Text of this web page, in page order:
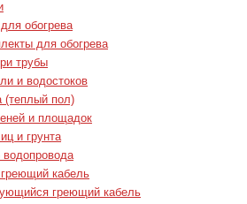
обогрева
для обогрева
трубы
и водостоков
(теплый пол)
и площадок
и грунта
водопровода
кабель
греющий кабель